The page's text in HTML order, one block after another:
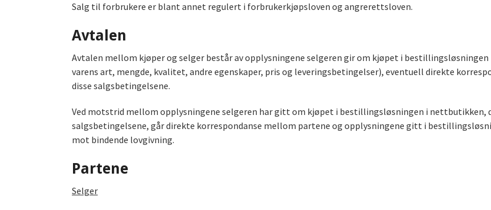
Salg til forbrukere er blant annet regulert i forbrukerkjøpsloven og angrerettsloven.
Avtalen
Avtalen mellom kjøper og selger består av opplysningene selgeren gir om kjøpet i
varens art, mengde, kvalitet, andre egenskaper, pris og leveringsbetingelser), eventuell direkte
disse salgsbetingelsene.
Ved motstrid mellom opplysningene selgeren har gitt om kjøpet i bestillingsløsningen i nettbutikken,
salgsbetingelsene, går direkte korrespondanse mellom partene og opplysningene gitt i
mot bindende lovgivning.
Partene
Selger